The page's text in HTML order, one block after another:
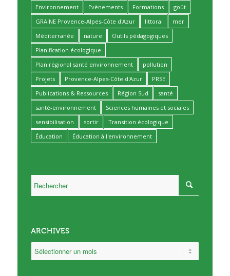
Environnement
Evènements Formations
goût
GRAINE Provence-Alpes-Côte d'Azur
littoral
mer
Méditerranée
nature
Outils pédagogiques
Planification écologique
Plan régional santé environnement
pollution
Projets
Provence-Alpes-Côte d'Azur
PRSE
Publications & Ressources
Région Sud
santé
santé-environnement
Sciences humaines et sociales
sensibilisation
sortir
Transition écologique
Éducation
Éducation à l'environnement
ARCHIVES